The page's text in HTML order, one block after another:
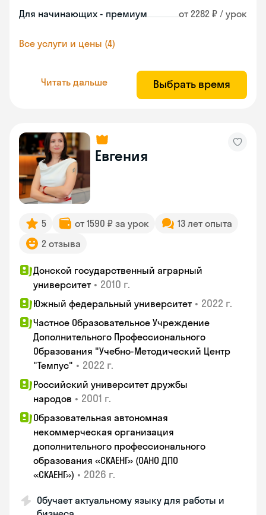
Для начинающих - премиум от 2282 ₽ / урок
Все услуги и цены (4)
Читать дальше Выбрать время
Евгения
5 от 1590 ₽ за урок
13 лет опыта
2 отзыва
Донской государственный аграрный
университет • 2010 г.
Южный федеральный университет • 2022 г.
Частное Образовательное Учреждение
Дополнительного Профессионального
Образования "Учебно-Методический Центр
"Темпус" • 2022 г.
Российский университет дружбы
народов • 2001 г.
Образовательная автономная
некоммерческая организация
дополнительного профессионального
образования «СКАЕНГ» (ОАНО ДПО
«СКАЕНГ») • 2026 г.
Обучает актуальному языку для работы и